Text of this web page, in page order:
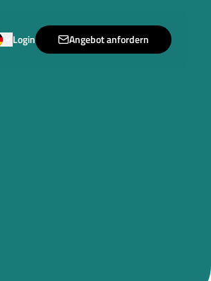
Login Angebot anfordern